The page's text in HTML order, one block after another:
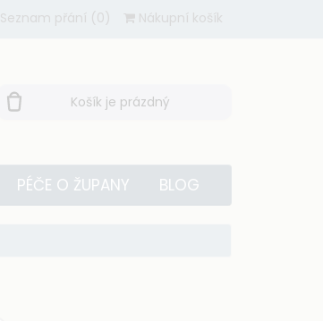
Seznam přání (0) Nákupní košík
Košík je prázdný
PÉČE O ŽUPANY BLOG